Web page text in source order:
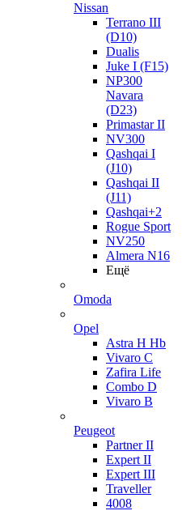
Nissan
Terrano III
(D10)
Dualis
Juke I (F15)
NP300
Navara
(D23)
Primastar II
NV300
Qashqai I
(J10)
Qashqai II
(J11)
Qashqai+2
Rogue Sport
NV250
Almera N16
Ещё
Omoda
Opel
Astra H Hb
Vivaro C
Zafira Life
Combo D
Vivaro B
Peugeot
Partner II
Expert II
Expert III
Traveller
4008